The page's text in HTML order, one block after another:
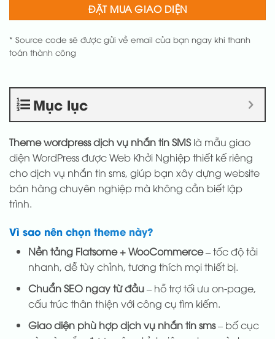
ĐẶT MUA GIAO DIỆN
* Source code sẽ được gửi về email của bạn ngay khi thanh
toán thành công
Mục lục
Theme wordpress dịch vụ nhắn tin SMSlà mẫu giao
diện WordPress được Web Khởi Nghiệp thiết kế riêng
cho dịch vụ nhắn tin sms, giúp bạn xây dựng website
bán hàng chuyên nghiệp mà không cần biết lập
trình.
Vì sao nên chọn theme này?
Nền tảng Flatsome + WooCommerce– tốc độ tải
nhanh, dễ tùy chỉnh, tương thích mọi thiết bị.
Chuẩn SEO ngay từ đầu– hỗ trợ tối ưu on-page,
cấu trúc thân thiện với công cụ tìm kiếm.
Giao diện phù hợp dịch vụ nhắn tin sms– bố cục